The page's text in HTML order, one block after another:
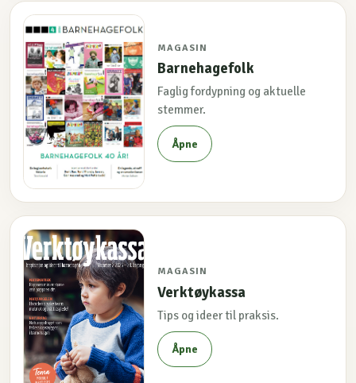
MAGASIN
Barnehagefolk
Faglig fordypning og aktuelle
stemmer.
Åpne
MAGASIN
Verktøykassa
Tips og ideer til praksis.
Åpne